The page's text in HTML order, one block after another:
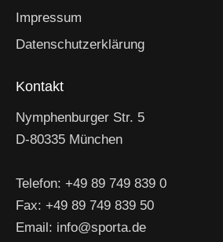
Impressum
Datenschutzerklärung
Kontakt
Nymphenburger Str. 5
D-80335 München
Telefon: +49 89 749 839 0
Fax: +49 89 749 839 50
Email: info@sporta.de